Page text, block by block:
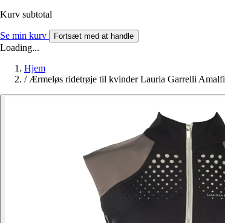
Kurv subtotal
Se min kurv Fortsæt med at handle
Loading...
Hjem
/ Ærmeløs ridetrøje til kvinder Lauria Garrelli Amalfi